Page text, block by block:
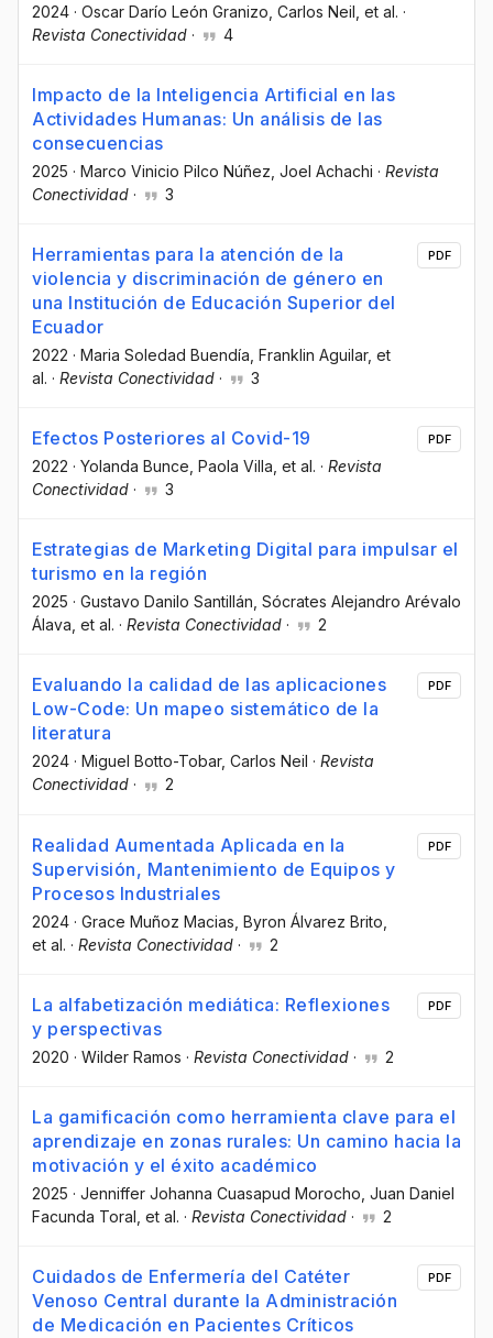
2024 · Oscar Darío León Granizo , Carlos Neil , et al. ·
Revista Conectividad · 4
Impacto de la Inteligencia Artificial en las
Actividades Humanas: Un análisis de las
consecuencias
2025 · Marco Vinicio Pilco Núñez , Joel Achachi · Revista
Conectividad · 3
Herramientas para la atención de la
violencia y discriminación de género en
una Institución de Educación Superior del
Ecuador
2022 · Maria Soledad Buendía , Franklin Aguilar, et
al. · Revista Conectividad · 3
PDF
Efectos Posteriores al Covid-19
2022 · Yolanda Bunce , Paola Villa , et al. · Revista
Conectividad · 3
PDF
Estrategias de Marketing Digital para impulsar el
turismo en la región
2025 · Gustavo Danilo Santillán , Sócrates Alejandro Arévalo
Álava , et al. · Revista Conectividad · 2
Evaluando la calidad de las aplicaciones
Low-Code: Un mapeo sistemático de la
literatura
2024 · Miguel Botto-Tobar, Carlos Neil · Revista
Conectividad · 2
PDF
Realidad Aumentada Aplicada en la
Supervisión, Mantenimiento de Equipos y
Procesos Industriales
2024 · Grace Muñoz Macias , Byron Álvarez Brito
et al. · Revista Conectividad · 2
PDF
La alfabetización mediática: Reflexiones
y perspectivas
2020 · Wilder Ramos · Revista Conectividad · 2
PDF
La gamificación como herramienta clave para el
aprendizaje en zonas rurales: Un camino hacia la
motivación y el éxito académico
2025 · Jenniffer Johanna Cuasapud Morocho , Juan Daniel
Facunda Toral , et al. · Revista Conectividad · 2
Cuidados de Enfermería del Catéter
Venoso Central durante la Administración
de Medicación en Pacientes Críticos
PDF